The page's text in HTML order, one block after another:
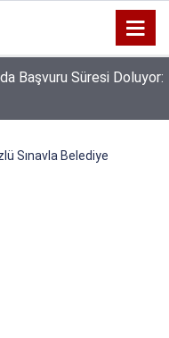
Başvuru Süresi Doluyor:
Sınavla Belediye